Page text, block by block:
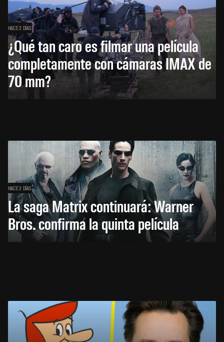
HACE 2 DÍAS
¿Qué tan caro es filmar una película
completamente con cámaras IMAX de
70 mm?
HACE 2 DÍAS
La saga Matrix continuará: Warner
Bros. confirma la quinta película